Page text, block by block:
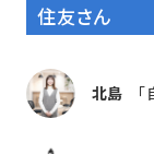
住友さん
北島